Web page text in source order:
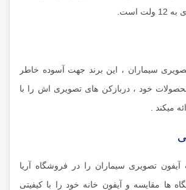
سیماران ، این برند جهت آسوده خاطر
خود ، دربازکن های تصویری اش را با
آیفون تصویری سیماران را در فروشگاه آریا
ها مقایسه و آیفون خانه خود را با کیفیتی